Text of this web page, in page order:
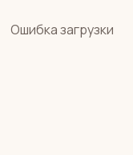
Ошибка загрузки